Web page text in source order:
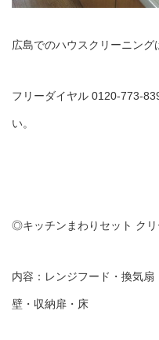
広島でのハウスクリーニン
フリーダイヤル 0120-773-
い。
◎キッチンまわりセット ク
内容：レンジフード・換気扇
壁・収納扉・床